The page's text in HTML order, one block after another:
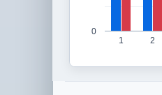
1 2
0